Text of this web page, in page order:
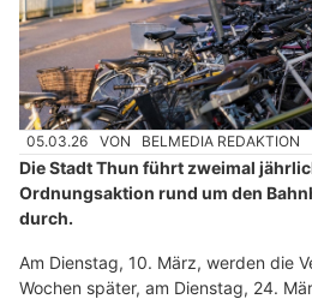
05.03.26 VON BELMEDIA REDAKTION
Die Stadt Thun führt zweimal
Ordnungsaktion rund um den
durch.
Am Dienstag, 10. März, werden die
Wochen später, am Dienstag, 24.